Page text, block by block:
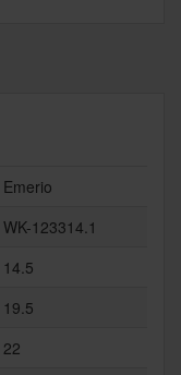
Emerio
WK-123314.1
14.5
19.5
22